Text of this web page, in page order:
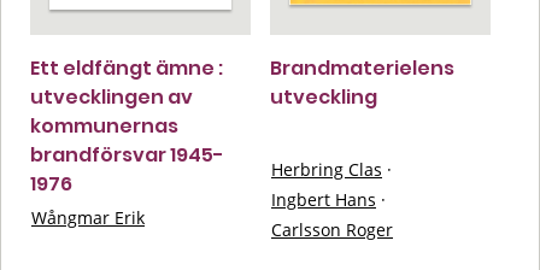
Ett eldfängt ämne :
utvecklingen av
kommunernas
brandförsvar 1945-
1976
Wångmar Erik
Brandmaterielens
utveckling
Herbring Clas ·
Ingbert Hans ·
Carlsson Roger